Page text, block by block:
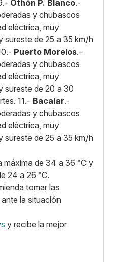
Othón P. Blanco.-
y chubascos
eléctrica, muy
sureste de 25 a 35 km/h
Puerto Morelos.-
y chubascos
eléctrica, muy
sureste de 20 a 30
11.- Bacalar.-
y chubascos
eléctrica, muy
sureste de 25 a 35 km/h
máxima de 34 a 36 °C y
24 a 26 °C.
tomar las
la situación
y recibe la mejor